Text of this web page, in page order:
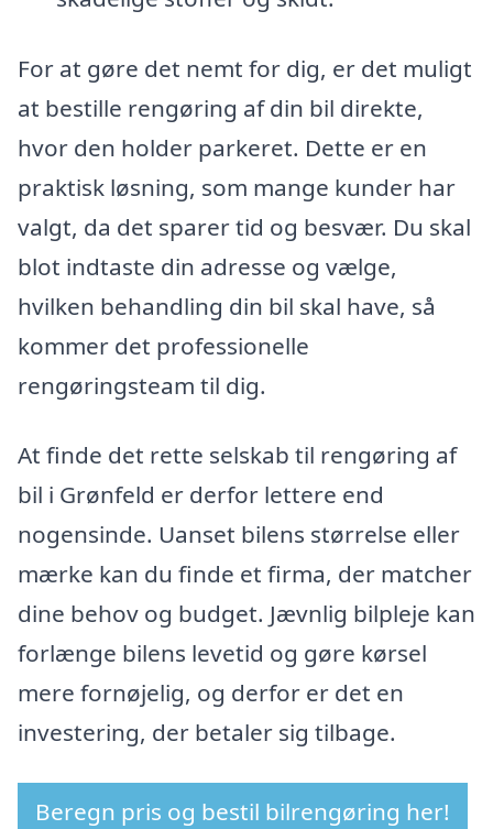
For at gøre det nemt for dig, er det muligt
at bestille rengøring af din bil direkte,
hvor den holder parkeret. Dette er en
praktisk løsning, som mange kunder har
valgt, da det sparer tid og besvær. Du skal
blot indtaste din adresse og vælge,
hvilken behandling din bil skal have, så
kommer det professionelle
rengøringsteam til dig.
At finde det rette selskab til rengøring af
bil i Grønfeld er derfor lettere end
nogensinde. Uanset bilens størrelse eller
mærke kan du finde et firma, der matcher
dine behov og budget. Jævnlig bilpleje kan
forlænge bilens levetid og gøre kørsel
mere fornøjelig, og derfor er det en
investering, der betaler sig tilbage.
Beregn pris og bestil bilrengøring her!